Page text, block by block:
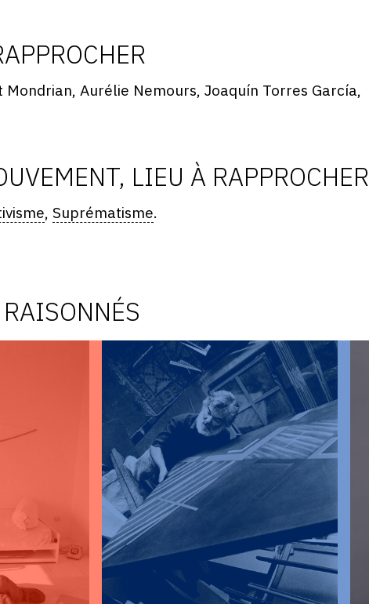
Mondrian, Aurélie Nemours, Joaquín Torres García,
LIEU À RAPPROCHER
, Suprématisme.